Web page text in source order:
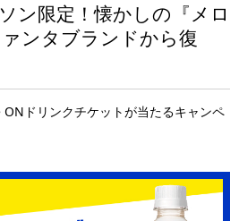
ン限定！懐かしの『メロ
ンタブランドから復
ドリンクチケットが当たるキャンペ